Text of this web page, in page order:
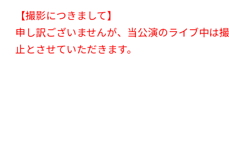
【撮影につきまして】
申し訳ございませんが、当公演のライブ中は
止とさせていただきます。